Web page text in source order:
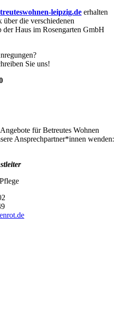
leipzig.de erhalten
die verschiedenen
Haus im Rosengarten GmbH
Sie uns!
für Betreutes Wohnen
Ansprechpartner*innen wenden: